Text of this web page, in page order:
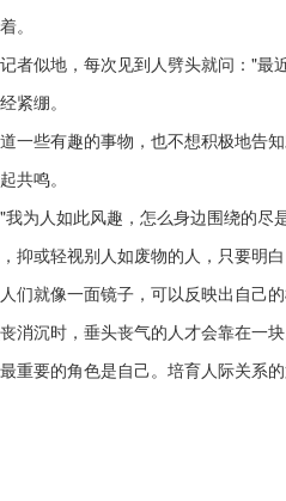
。
似地，每次见到人劈头就问："最
紧绷。
些有趣的事物，也不想积极地告
共鸣。
人如此风趣，怎么身边围绕的尽
抑或轻视别人如废物的人，只要明
就像一面镜子，可以反映出自己的
消沉时，垂头丧气的人才会靠在一
要的角色是自己。培育人际关系的